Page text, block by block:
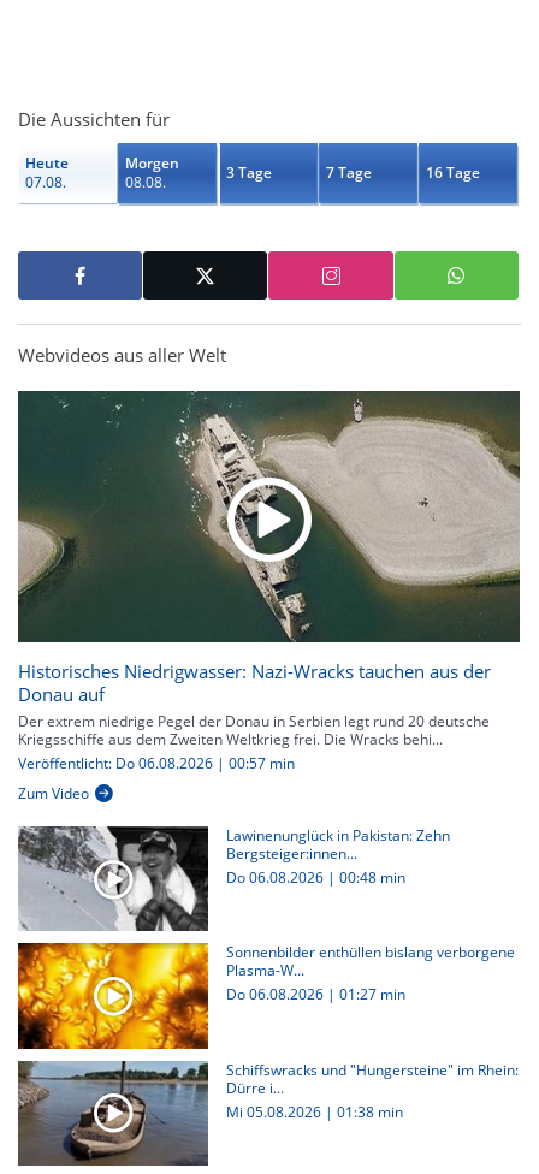
Die Aussichten für
Heute
07.08.
Morgen
08.08.
3 Tage 7 Tage 16 Tage
Webvideos aus aller Welt
Historisches Niedrigwasser: Nazi-Wracks tauchen aus der
Donau auf
Der extrem niedrige Pegel der Donau in Serbien legt rund 20 deutsche
Kriegsschiffe aus dem Zweiten Weltkrieg frei. Die Wracks behi...
Veröffentlicht: Do 06.08.2026 | 00:57 min
Zum Video
Lawinenunglück in Pakistan: Zehn
Bergsteiger:innen...
Do 06.08.2026 | 00:48 min
Sonnenbilder enthüllen bislang verborgene
Plasma-W...
Do 06.08.2026 | 01:27 min
Schiffswracks und "Hungersteine" im Rhein:
Dürre i...
Mi 05.08.2026 | 01:38 min